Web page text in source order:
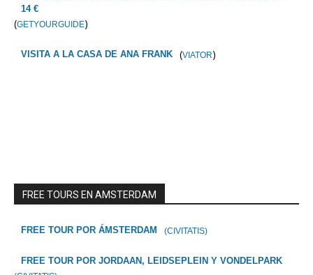
14 €
(GETYOURGUIDE)
VISITA A LA CASA DE ANA FRANK (VIATOR)
FREE TOURS EN AMSTERDAM
FREE TOUR POR ÁMSTERDAM (CIVITATIS)
FREE TOUR POR JORDAAN, LEIDSEPLEIN Y VONDELPARK